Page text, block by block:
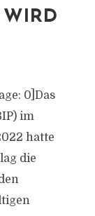
WIRD
0]Das
im
hatte
die